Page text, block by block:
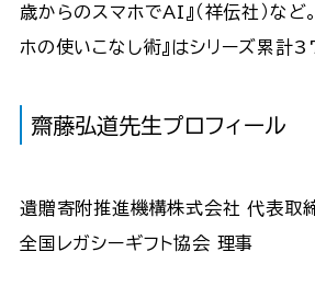
歳からのスマホでAI』（祥伝社）など
ホの使いこなし術』はシリーズ累計
齋藤弘道先生プロフィール
遺贈寄附推進機構株式会社 代表取
全国レガシーギフト協会 理事